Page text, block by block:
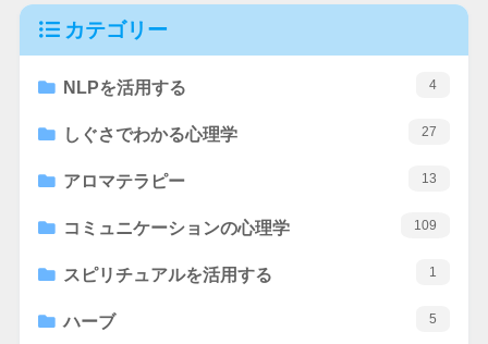
カテゴリー
NLPを活用する 4
しぐさでわかる心理学 27
アロマテラピー 13
コミュニケーションの心理学 109
スピリチュアルを活用する 1
ハーブ 5